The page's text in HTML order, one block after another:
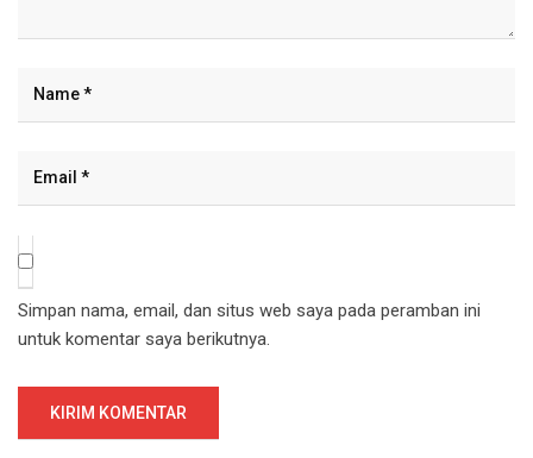
Simpan nama, email, dan situs web saya pada peramban ini
untuk komentar saya berikutnya.